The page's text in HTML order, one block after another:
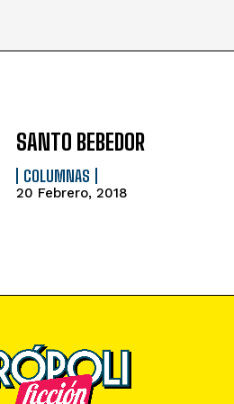
SANTO BEBEDOR
COLUMNAS
20 Febrero, 2018